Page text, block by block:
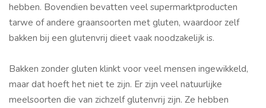
hebben. Bovendien bevatten veel supermarktproducten
tarwe of andere graansoorten met gluten, waardoor zelf
bakken bij een glutenvrij dieet vaak noodzakelijk is.
Bakken zonder gluten klinkt voor veel mensen ingewikkeld,
maar dat hoeft het niet te zijn. Er zijn veel natuurlijke
meelsoorten die van zichzelf glutenvrij zijn. Ze hebben